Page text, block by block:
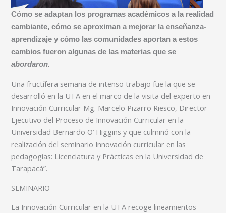
Cómo se adaptan los programas académicos a la realidad
cambiante, cómo se aproximan a mejorar la enseñanza-
aprendizaje y cómo las comunidades aportan a estos
cambios fueron algunas de las materias que se
abordaron.
Una fructífera semana de intenso trabajo fue la que se
desarrolló en la UTA en el marco de la visita del experto en
Innovación Curricular Mg. Marcelo Pizarro Riesco, Director
Ejecutivo del Proceso de Innovación Curricular en la
Universidad Bernardo O’ Higgins y que culminó con la
realización del seminario Innovación curricular en las
pedagogías: Licenciatura y Prácticas en la Universidad de
Tarapacá”.
SEMINARIO
La Innovación Curricular en la UTA recoge lineamientos